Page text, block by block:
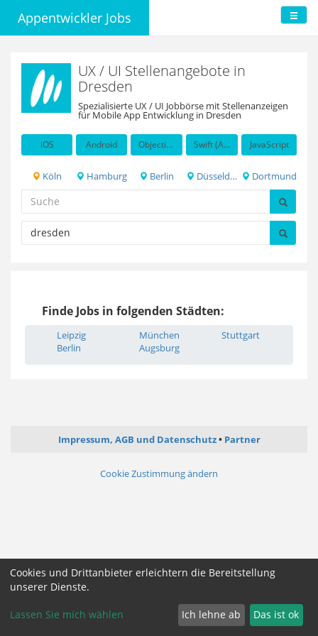
Appentwickler Jobs
UX / UI Stellenangebote in
Dresden
Spezialisierte UX / UI Jobbörse mit Stellenanzeigen
für Mobile App Entwicklung in Dresden
iOS Android Objective-C Swift (Apple programming language) JavaScript
Köln Hamburg Berlin Düsseldorf Dortmund
Finde Jobs in folgenden Städten:
Leipzig
Berlin
München
Augsburg
Stuttgart
Impressum, AGB und Datenschutz Partner
Cookie Zustimmung ändern
Cookies und Drittanbieter erleichtern die Bereitstellung
unserer Dienste.
Lassen Sie mich wählen Ich lehne ab Das ist ok